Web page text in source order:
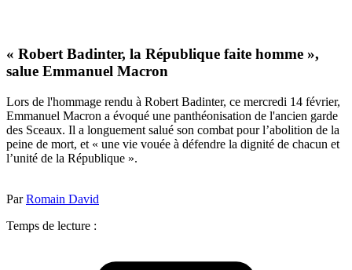
« Robert Badinter, la République faite homme »,
salue Emmanuel Macron
Lors de l'hommage rendu à Robert Badinter, ce mercredi 14 février,
Emmanuel Macron a évoqué une panthéonisation de l'ancien garde
des Sceaux. Il a longuement salué son combat pour l’abolition de la
peine de mort, et « une vie vouée à défendre la dignité de chacun et
l’unité de la République ».
ParRomain David
Temps de lecture :